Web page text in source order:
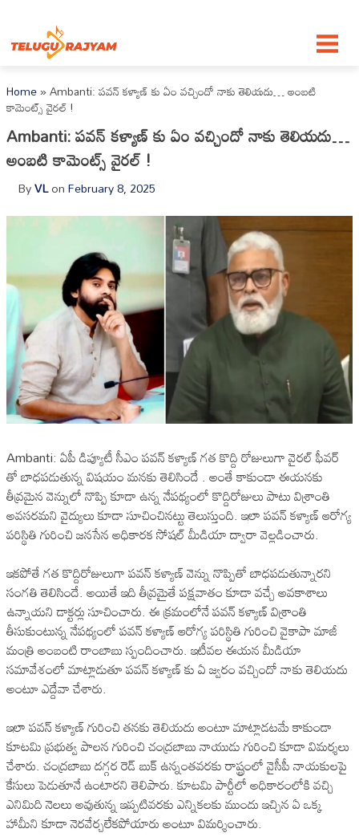
Home»Ambanti: పవన్ కళ్యాణ్ కు ఏం వచ్చిందో నాకు తెలియదు… అంబటి
కామెంట్స్ వైరల్ !
Ambanti: పవన్ కళ్యాణ్ కు ఏం వచ్చిందో నాకు తెలియదు…
అంబటి కామెంట్స్ వైరల్ !
ByVLonFebruary 8, 2025
Ambanti: ఏపీ డిప్యూటీ సీఎం పవన్ కళ్యాణ్ గత కొద్ది రోజులుగా వైరల్ ఫీవర్
తో బాధపడుతున్న విషయం మనకు తెలిసిందే . అంతే కాకుండా ఈయనకు
తీవ్రమైన వెన్నులో నొప్పి కూడా ఉన్న నేపథ్యంలో కొద్దిరోజులు పాటు విశ్రాంతి
అవసరమని వైద్యులు కూడా సూచించినట్టు తెలుస్తుంది. ఇలా పవన్ కళ్యాణ్ ఆరోగ్య
పరిస్థితి గురించి జనసేన అధికారక సోషల్ మీడియా ద్వారా వెల్లడించారు.
ఇకపోతే గత కొద్దిరోజులుగా పవన్ కళ్యాణ్ వెన్ను నొప్పితో బాధపడుతున్నారని
సంగతి తెలిసిందే. అయితే ఇది తీవ్రమైతే పక్షవాతం కూడా వచ్చే అవకాశాలు
ఉన్నాయని డాక్టర్లు సూచించారు. ఈ క్రమంలోనే పవన్ కళ్యాణ్ విశ్రాంతి
తీసుకుంటున్న నేపథ్యంలో పవన్ కళ్యాణ్ ఆరోగ్య పరిస్థితి గురించి వైకాపా మాజీ
మంత్రి అంబంటి రాంబాబు స్పందించారు. ఇటీవల ఈయన మీడియా
సమావేశంలో మాట్లాడుతూ పవన్ కళ్యాణ్ కు ఏ జ్వరం వచ్చిందో నాకు తెలియదు
అంటూ ఎద్దేవా చేశారు.
ఇలా పవన్ కళ్యాణ్ గురించి తనకు తెలియదు అంటూ మాట్లాడటమే కాకుండా
కూటమి ప్రభుత్వ పాలన గురించి చంద్రబాబు నాయుడు గురించి కూడా విమర్శలు
చేశారు. చంద్రబాబు దగ్గర రెడ్ బుక్ ఉన్నంతవరకు రాష్ట్రంలో వైసీపీ నాయకులపై
కేసులు పెడుతూనే ఉంటారని తెలిపారు. కూటమి పార్టీలో అధికారంలోకి వచ్చి
ఎనిమిది నెలలు అవుతున్న ఇప్పటివరకు ఎన్నికలకు ముందు ఇచ్చిన ఏ ఒక్క
హామీని కూడా నెరవేర్చలేకపోయారు అంటూ విమర్శించారు.